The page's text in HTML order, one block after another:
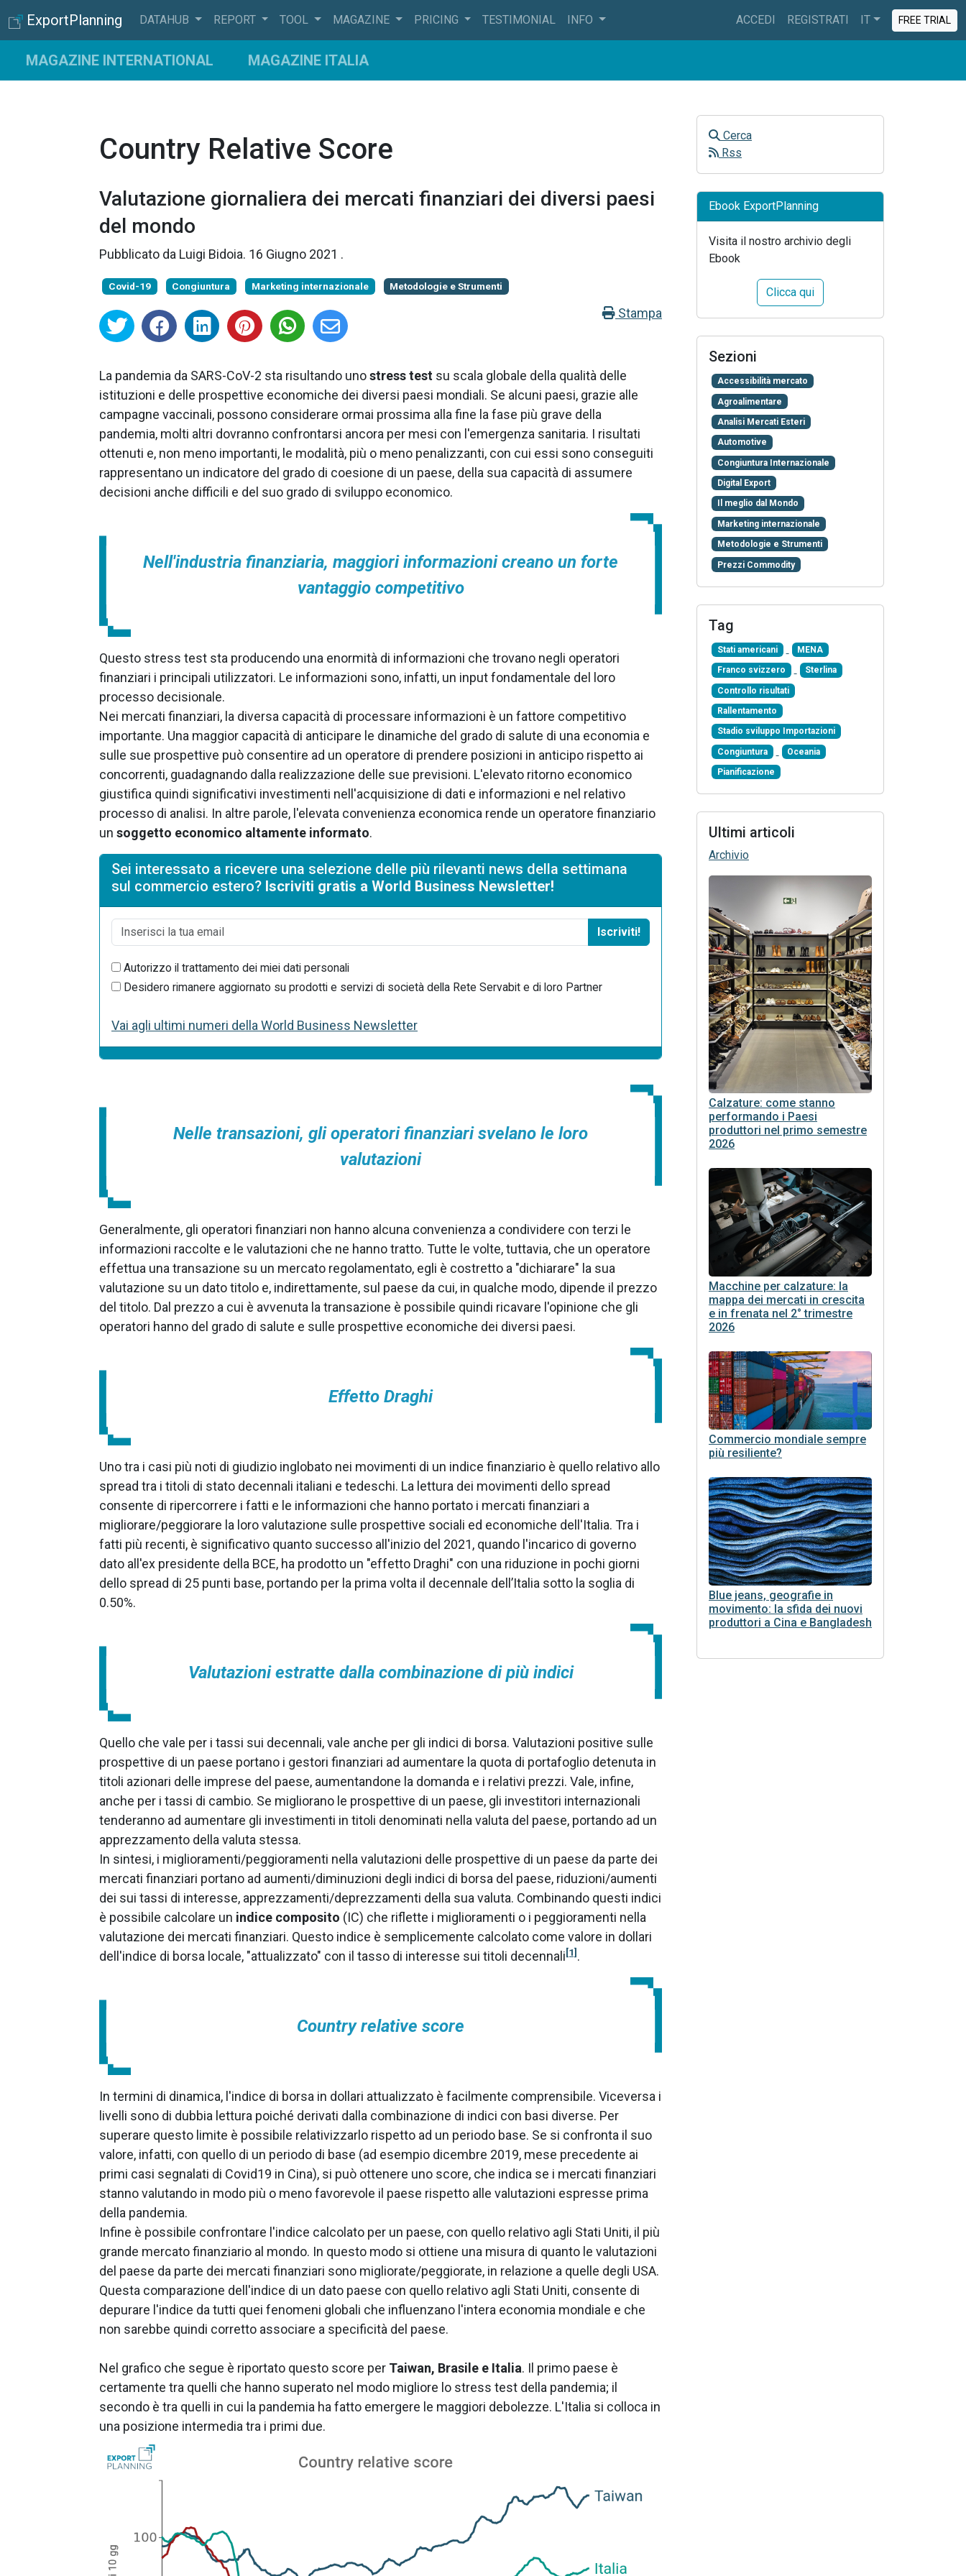
ExportPlanning DATAHUB REPORT TOOL MAGAZINE PRICING TESTIMONIAL INFO ACCEDI REGISTRATI IT FREE TRIAL
MAGAZINE INTERNATIONAL MAGAZINE ITALIA
Country Relative Score
Valutazione giornaliera dei mercati finanziari dei diversi paesi
del mondo
Pubblicato da Luigi Bidoia. 16 Giugno 2021 .
Covid-19 Congiuntura Marketing internazionale Metodologie e Strumenti
Stampa
La pandemia da SARS-CoV-2 sta risultando unostress test su scala globale della qualità delle
istituzioni e delle prospettive economiche dei diversi paesi mondiali. Se alcuni paesi, grazie alle
campagne vaccinali, possono considerare ormai prossima alla fine la fase più grave della
pandemia, molti altri dovranno confrontarsi ancora per mesi con l'emergenza sanitaria. I risultati
ottenuti e, non meno importanti, le modalità, più o meno penalizzanti, con cui essi sono conseguiti
rappresentano un indicatore del grado di coesione di un paese, della sua capacità di assumere
decisioni anche difficili e del suo grado di sviluppo economico.
Nell'industria finanziaria, maggiori informazioni creano un forte
vantaggio competitivo
Questo stress test sta producendo una enormità di informazioni che trovano negli operatori
finanziari i principali utilizzatori. Le informazioni sono, infatti, un input fondamentale del loro
processo decisionale.
Nei mercati finanziari, la diversa capacità di processare informazioni è un fattore competitivo
importante. Una maggior capacità di anticipare le dinamiche del grado di salute di una economia e
sulle sue prospettive può consentire ad un operatore di prendere posizioni in anticipo rispetto ai
concorrenti, guadagnando dalla realizzazione delle sue previsioni. L'elevato ritorno economico
giustifica quindi significativi investimenti nell'acquisizione di dati e informazioni e nel relativo
processo di analisi. In altre parole, l'elevata convenienza economica rende un operatore finanziario
un soggetto economico altamente informato.
Sei interessato a ricevere una selezione delle più rilevanti news della settimana
sul commercio estero? Iscriviti gratis a World Business Newsletter!
Iscriviti!
Autorizzo il trattamento dei miei dati personali
Desidero rimanere aggiornato su prodotti e servizi di società della Rete Servabit e di loro Partner
Vai agli ultimi numeri della World Business Newsletter
Nelle transazioni, gli operatori finanziari svelano le loro
valutazioni
Generalmente, gli operatori finanziari non hanno alcuna convenienza a condividere con terzi le
informazioni raccolte e le valutazioni che ne hanno tratto. Tutte le volte, tuttavia, che un operatore
effettua una transazione su un mercato regolamentato, egli è costretto a "dichiarare" la sua
valutazione su un dato titolo e, indirettamente, sul paese da cui, in qualche modo, dipende il prezzo
del titolo. Dal prezzo a cui è avvenuta la transazione è possibile quindi ricavare l'opinione che gli
operatori hanno del grado di salute e sulle prospettive economiche dei diversi paesi.
Effetto Draghi
Uno tra i casi più noti di giudizio inglobato nei movimenti di un indice finanziario è quello relativo allo
spread tra i titoli di stato decennali italiani e tedeschi. La lettura dei movimenti dello spread
consente di ripercorrere i fatti e le informazioni che hanno portato i mercati finanziari a
migliorare/peggiorare la loro valutazione sulle prospettive sociali ed economiche dell'Italia. Tra i
fatti più recenti, è significativo quanto successo all'inizio del 2021, quando l'incarico di governo
dato all'ex presidente della BCE, ha prodotto un "effetto Draghi" con una riduzione in pochi giorni
dello spread di 25 punti base, portando per la prima volta il decennale dell’Italia sotto la soglia di
0.50%.
Valutazioni estratte dalla combinazione di più indici
Quello che vale per i tassi sui decennali, vale anche per gli indici di borsa. Valutazioni positive sulle
prospettive di un paese portano i gestori finanziari ad aumentare la quota di portafoglio detenuta in
titoli azionari delle imprese del paese, aumentandone la domanda e i relativi prezzi. Vale, infine,
anche per i tassi di cambio. Se migliorano le prospettive di un paese, gli investitori internazionali
tenderanno ad aumentare gli investimenti in titoli denominati nella valuta del paese, portando ad un
apprezzamento della valuta stessa.
In sintesi, i miglioramenti/peggioramenti nella valutazioni delle prospettive di un paese da parte dei
mercati finanziari portano ad aumenti/diminuzioni degli indici di borsa del paese, riduzioni/aumenti
dei sui tassi di interesse, apprezzamenti/deprezzamenti della sua valuta. Combinando questi indici
è possibile calcolare un indice composito (IC) che riflette i miglioramenti o i peggioramenti nella
valutazione dei mercati finanziari. Questo indice è semplicemente calcolato come valore in dollari
dell'indice di borsa locale, "attualizzato" con il tasso di interesse sui titoli decennali [1] .
Country relative score
In termini di dinamica, l'indice di borsa in dollari attualizzato è facilmente comprensibile. Viceversa i
livelli sono di dubbia lettura poiché derivati dalla combinazione di indici con basi diverse. Per
superare questo limite è possibile relativizzarlo rispetto ad un periodo base. Se si confronta il suo
valore, infatti, con quello di un periodo di base (ad esempio dicembre 2019, mese precedente ai
primi casi segnalati di Covid19 in Cina), si può ottenere uno score, che indica se i mercati finanziari
stanno valutando in modo più o meno favorevole il paese rispetto alle valutazioni espresse prima
della pandemia.
Infine è possibile confrontare l'indice calcolato per un paese, con quello relativo agli Stati Uniti, il più
grande mercato finanziario al mondo. In questo modo si ottiene una misura di quanto le valutazioni
del paese da parte dei mercati finanziari sono migliorate/peggiorate, in relazione a quelle degli USA.
Questa comparazione dell'indice di un dato paese con quello relativo agli Stati Uniti, consente di
depurare l'indice da tutti quei fenomeni globali che influenzano l'intera economia mondiale e che
non sarebbe quindi corretto associare a specificità del paese.
Nel grafico che segue è riportato questo score per Taiwan, Brasile e Italia. Il primo paese è
certamente tra quelli che hanno superato nel modo migliore lo stress test della pandemia; il
secondo è tra quelli in cui la pandemia ha fatto emergere le maggiori debolezze. L'Italia si colloca in
una posizione intermedia tra i primi due.
Cerca
Rss
Ebook ExportPlanning
Visita il nostro archivio degli
Ebook
Clicca qui
Sezioni
Accessibilità mercato
Agroalimentare
Analisi Mercati Esteri
Automotive
Congiuntura Internazionale
Digital Export
Il meglio dal Mondo
Marketing internazionale
Metodologie e Strumenti
Prezzi Commodity
Tag
Stati americani MENA
Franco svizzero Sterlina
Controllo risultati
Rallentamento
Stadio sviluppo Importazioni
Congiuntura Oceania
Pianificazione
Ultimi articoli
Archivio
Calzature: come stanno
performando i Paesi
produttori nel primo semestre
2026
Macchine per calzature: la
mappa dei mercati in crescita
e in frenata nel 2° trimestre
2026
Commercio mondiale sempre
più resiliente?
Blue jeans, geografie in
movimento: la sfida dei nuovi
produttori a Cina e Bangladesh